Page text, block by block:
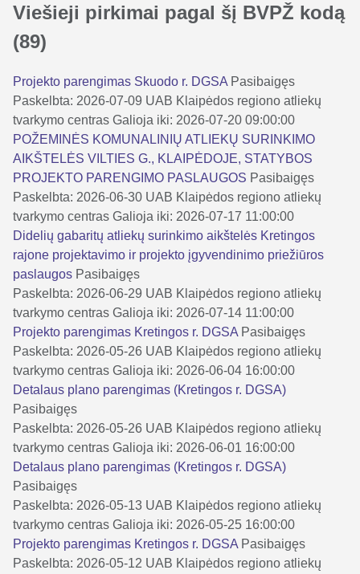
Viešieji pirkimai pagal šį BVPŽ kodą
(89)
Projekto parengimas Skuodo r. DGSA Pasibaigęs
Paskelbta: 2026-07-09 UAB Klaipėdos regiono atliekų
tvarkymo centras Galioja iki: 2026-07-20 09:00:00
POŽEMINĖS KOMUNALINIŲ ATLIEKŲ SURINKIMO
AIKŠTELĖS VILTIES G., KLAIPĖDOJE, STATYBOS
PROJEKTO PARENGIMO PASLAUGOS Pasibaigęs
Paskelbta: 2026-06-30 UAB Klaipėdos regiono atliekų
tvarkymo centras Galioja iki: 2026-07-17 11:00:00
Didelių gabaritų atliekų surinkimo aikštelės Kretingos
rajone projektavimo ir projekto įgyvendinimo priežiūros
paslaugos Pasibaigęs
Paskelbta: 2026-06-29 UAB Klaipėdos regiono atliekų
tvarkymo centras Galioja iki: 2026-07-14 11:00:00
Projekto parengimas Kretingos r. DGSA Pasibaigęs
Paskelbta: 2026-05-26 UAB Klaipėdos regiono atliekų
tvarkymo centras Galioja iki: 2026-06-04 16:00:00
Detalaus plano parengimas (Kretingos r. DGSA)
Pasibaigęs
Paskelbta: 2026-05-26 UAB Klaipėdos regiono atliekų
tvarkymo centras Galioja iki: 2026-06-01 16:00:00
Detalaus plano parengimas (Kretingos r. DGSA)
Pasibaigęs
Paskelbta: 2026-05-13 UAB Klaipėdos regiono atliekų
tvarkymo centras Galioja iki: 2026-05-25 16:00:00
Projekto parengimas Kretingos r. DGSA Pasibaigęs
Paskelbta: 2026-05-12 UAB Klaipėdos regiono atliekų